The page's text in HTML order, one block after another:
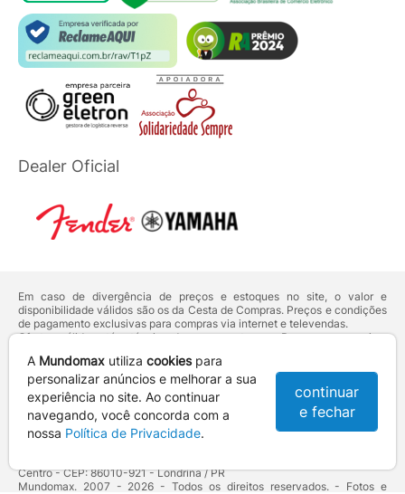
Dealer Oficial
Em caso de divergência de preços e estoques no site, o valor e
disponibilidade válidos são os da Cesta de Compras. Preços e condições
de pagamento exclusivas para compras via internet e televendas.
Ofertas válidas até o término de nossos estoques. Para compras acima
deVenda Corporativa.
Os preços apresentados no site prevalecem sobre outros anunciados em
qualquer outro meio de comunicação ou sites de buscas. Código de
Defesa do Consumidor:Lei nº 8.078.
Vendas sujeitas à confirmação de dados e análises de crédito e risco.
Centro - CEP: 86010-921 - Londrina / PR
Mundomax. 2007 - 2026 - Todos os direitos reservados. - Fotos e
A Mundomax utiliza cookiespara
personalizar anúncios e melhorar a sua
experiência no site. Ao continuar
navegando, você concorda com a
nossa Política de Privacidade.
continuar
e fechar